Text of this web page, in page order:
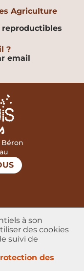
à son
des cookies
suivi de
des
Agriculture
?
email
Béron
Vente